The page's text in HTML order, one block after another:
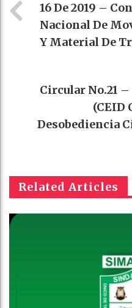
16 De 2019 –
Nacional De
Y Material De
Circular No.21 –
(CEID
Desobediencia
Related Articles